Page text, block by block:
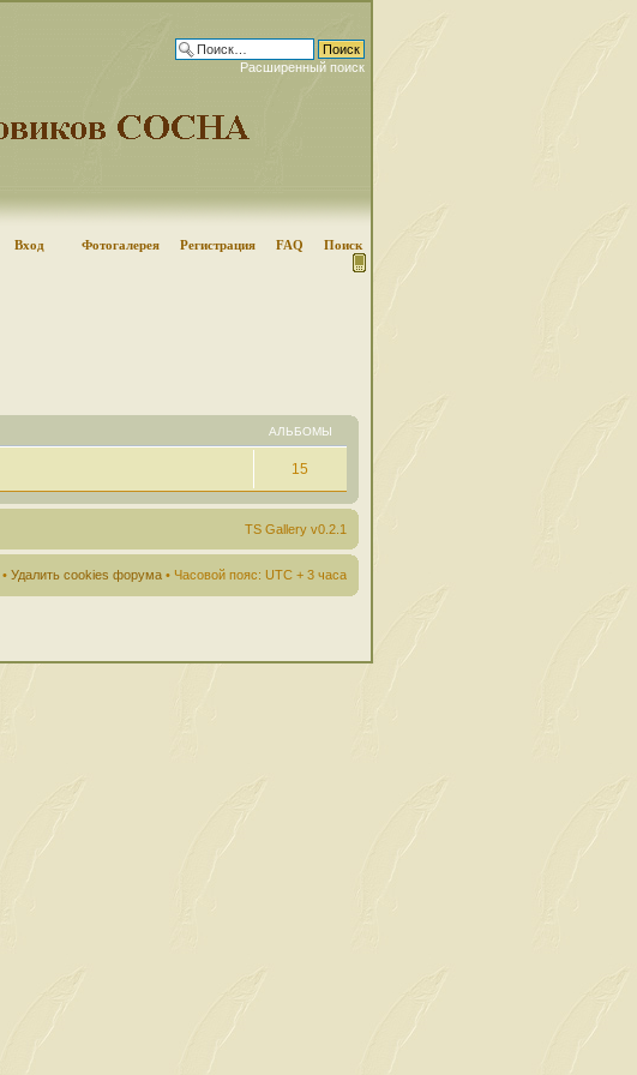
Расширенный поиск
Вход Фотогалерея Регистрация FAQ Поиск
АЛЬБОМЫ
15
TS Gallery v0.2.1
• Удалить cookies форума • Часовой пояс: UTC + 3 часа